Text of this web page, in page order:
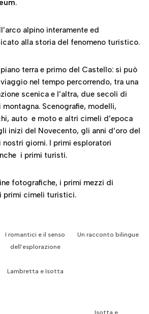
.
alpino interamente ed
alla storia del fenomeno turistico.
terra e primo del Castello: si può
nel tempo percorrendo, tra una
scenica e l’altra, due secoli di
Scenografie, modelli,
auto e moto e altri cimeli d’epoca
inizi del Novecento, gli anni d’oro del
nostri giorni. I primi esploratori
i primi turisti.
fotografiche, i primi mezzi di
primi cimeli turistici.
I romantici e il senso
dell’esplorazione
Un racconto bilingue
Lambretta e Isotta